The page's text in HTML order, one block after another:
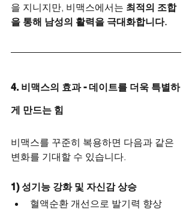
을 지니지만, 비맥스에서는 최적의 조합
을 통해 남성의 활력을 극대화합니다.
4. 비맥스의 효과 - 데이트를 더욱 특별하
게 만드는 힘
비맥스를 꾸준히 복용하면 다음과 같은
변화를 기대할 수 있습니다.
1) 성기능 강화 및 자신감 상승
혈액순환 개선으로 발기력 향상